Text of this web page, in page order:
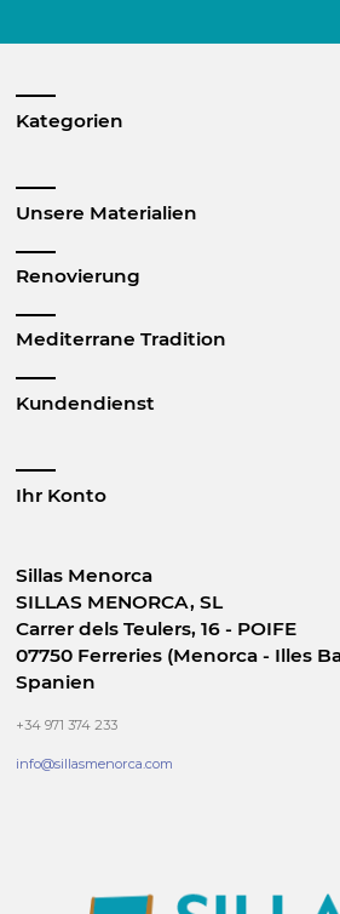
Kategorien
Unsere Materialien
Renovierung
Mediterrane Tradition
Kundendienst
Ihr Konto
Sillas Menorca
SILLAS MENORCA, SL
Carrer dels Teulers, 16 - POIFE
07750 Ferreries (Menorca - Illes
Spanien
+34 971 374 233
info@sillasmenorca.com